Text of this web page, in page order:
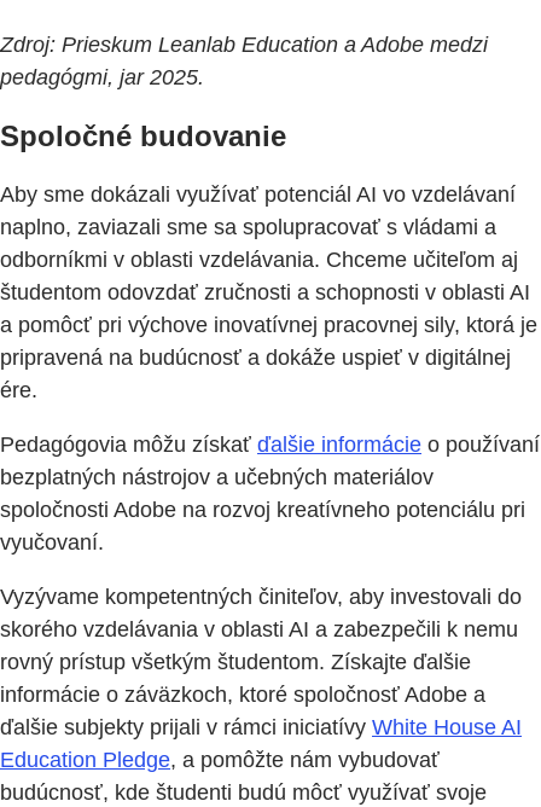
Zdroj: Prieskum Leanlab Education a Adobe medzi
pedagógmi, jar 2025.
Spoločné budovanie
Aby sme dokázali využívať potenciál AI vo vzdelávaní
naplno, zaviazali sme sa spolupracovať s vládami a
odborníkmi v oblasti vzdelávania. Chceme učiteľom aj
študentom odovzdať zručnosti a schopnosti v oblasti AI
a pomôcť pri výchove inovatívnej pracovnej sily, ktorá je
pripravená na budúcnosť a dokáže uspieť v digitálnej
ére.
Pedagógovia môžu získať ďalšie informácie o používaní
bezplatných nástrojov a učebných materiálov
spoločnosti Adobe na rozvoj kreatívneho potenciálu pri
vyučovaní.
Vyzývame kompetentných činiteľov, aby investovali do
skorého vzdelávania v oblasti AI a zabezpečili k nemu
rovný prístup všetkým študentom. Získajte ďalšie
informácie o záväzkoch, ktoré spoločnosť Adobe a
ďalšie subjekty prijali v rámci iniciatívy White House AI
Education Pledge, a pomôžte nám vybudovať
budúcnosť, kde študenti budú môcť využívať svoje